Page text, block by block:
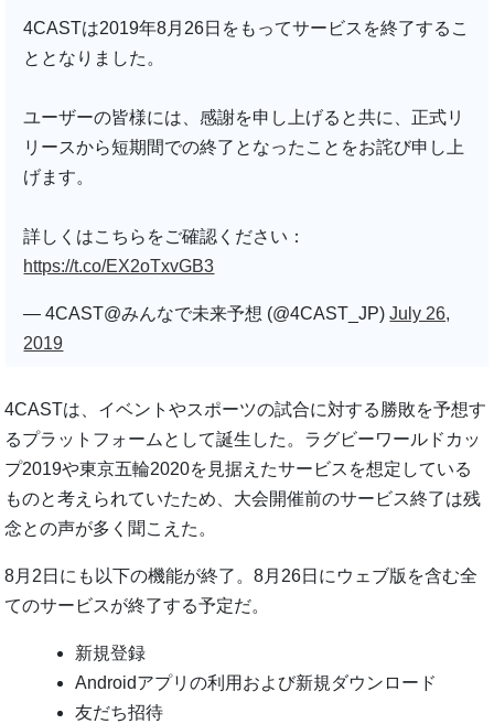
4CASTは2019年8月26日をもってサービスを終了するこ
ととなりました。
ユーザーの皆様には、感謝を申し上げると共に、正式リ
リースから短期間での終了となったことをお詫び申し上
げます。
詳しくはこちらをご確認ください：
https://t.co/EX2oTxvGB3
— 4CAST@みんなで未来予想 (@4CAST_JP)July 26,
2019
4CASTは、イベントやスポーツの試合に対する勝敗を予想す
るプラットフォームとして誕生した。ラグビーワールドカッ
プ2019や東京五輪2020を見据えたサービスを想定している
ものと考えられていたため、大会開催前のサービス終了は残
念との声が多く聞こえた。
8月2日にも以下の機能が終了。8月26日にウェブ版を含む全
てのサービスが終了する予定だ。
新規登録
Androidアプリの利用および新規ダウンロード
友だち招待